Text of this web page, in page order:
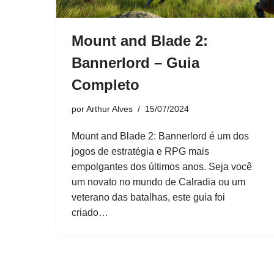
Mount and Blade 2:
Bannerlord – Guia
Completo
porArthur Alves 15/07/2024
Mount and Blade 2: Bannerlord é um dos
jogos de estratégia e RPG mais
empolgantes dos últimos anos. Seja você
um novato no mundo de Calradia ou um
veterano das batalhas, este guia foi
criado…